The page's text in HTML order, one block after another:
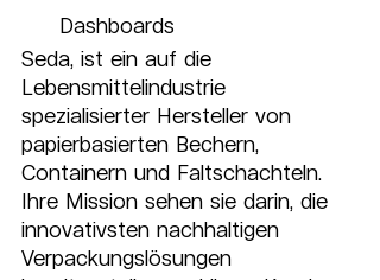
Dashboards
Seda, ist ein auf die
Lebensmittelindustrie
spezialisierter Hersteller von
papierbasierten Bechern,
Containern und Faltschachteln.
Ihre Mission sehen sie darin, die
innovativsten nachhaltigen
Verpackungslösungen